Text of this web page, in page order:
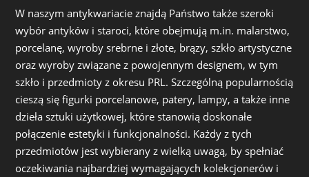
W naszym antykwariacie znajdą Państwo także szeroki
wybór antyków i staroci, które obejmują m.in. malarstwo,
porcelanę, wyroby srebrne i złote, brązy, szkło artystyczne
oraz wyroby związane z powojennym designem, w tym
szkło i przedmioty z okresu PRL. Szczególną popularnością
cieszą się figurki porcelanowe, patery, lampy, a także inne
dzieła sztuki użytkowej, które stanowią doskonałe
połączenie estetyki i funkcjonalności. Każdy z tych
przedmiotów jest wybierany z wielką uwagą, by spełniać
oczekiwania najbardziej wymagających kolekcjonerów i